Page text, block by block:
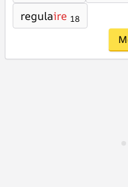
regulaire 18